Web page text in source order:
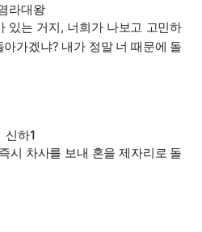
라대왕
있는 거지, 너희가 나보고 고민하
가겠냐? 내가 정말 너 때문에 돌
신하1
시 차사를 보내 혼을 제자리로 돌